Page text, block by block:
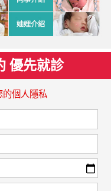
優先就診
的個人隱私